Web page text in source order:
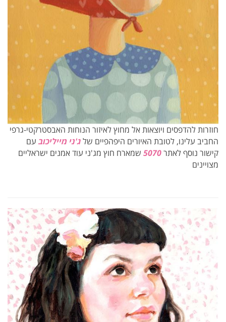
חוזרות להדפסים ויוצאות אל מחוץ לאיזור הנוחות האבסטרקטי-גרפי
החביב עלינו, לטובת האיורים היפהפיים שלג'ני מייליכובעם
קישור נוסף לאתר5070 שמארח חוץ מג'ני עוד אמנים ישראליים
מצויינים